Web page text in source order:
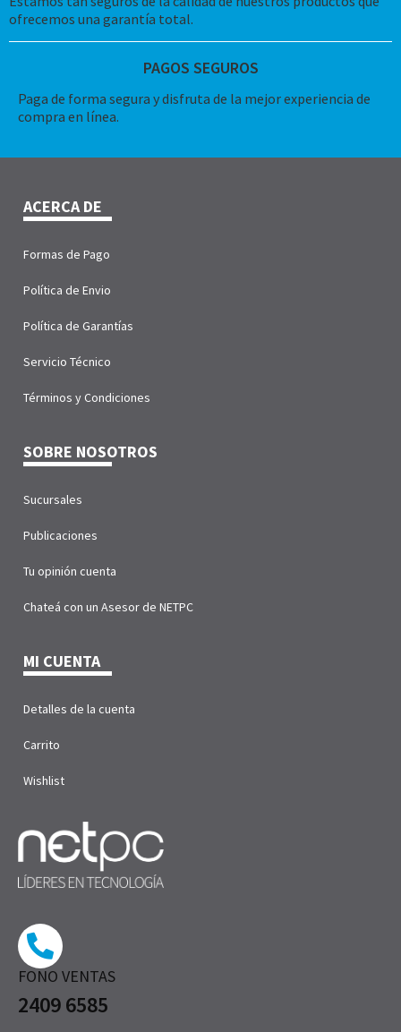
ofrecemos una garantía total.
PAGOS SEGUROS
Paga de forma segura y disfruta de la mejor experiencia de
compra en línea.
FONO VENTAS
2409 6585
ACERCA DE
Formas de Pago
Política de Envio
Política de Garantías
Servicio Técnico
Términos y Condiciones
SOBRE NOSOTROS
Sucursales
Publicaciones
Tu opinión cuenta
Chateá con un Asesor de NETPC
MI CUENTA
Detalles de la cuenta
Carrito
Wishlist